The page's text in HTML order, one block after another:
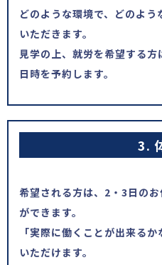
どのような環境で、どのよ
いただきます。
見学の上、就労を希望する
日時を予約します。
3.
希望される方は、2・3日の
ができます。
「実際に働くことが出来る
いただけます。